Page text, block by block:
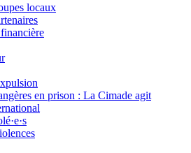
locaux
en prison : La Cimade agit